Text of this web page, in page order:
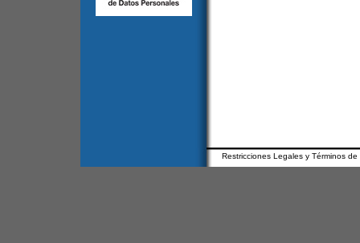
Restricciones Legales y Términos de